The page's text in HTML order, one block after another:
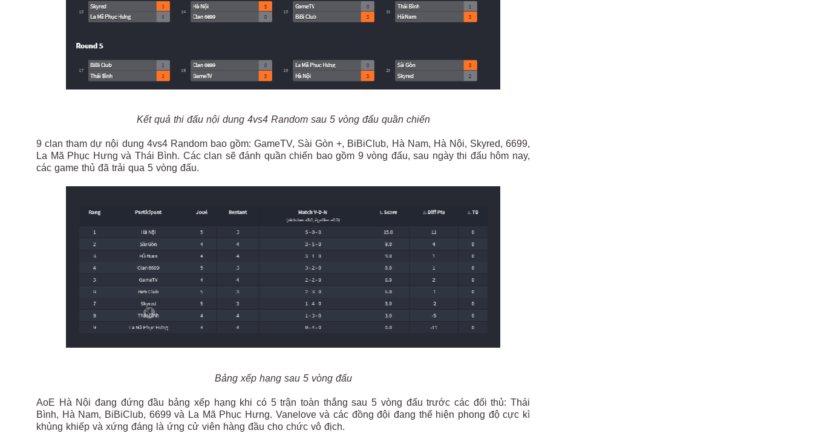
Kết quả thi đấu nội dung 4vs4 Random sau 5 vòng đấu quần chiến
9 clan tham dự nội dung 4vs4 Random bao gồm: GameTV, Sài Gòn +, BiBiClub, Hà Nam, Hà Nội, Skyred, 6699,
La Mã Phục Hưng và Thái Bình. Các clan sẽ đánh quần chiến bao gồm 9 vòng đấu, sau ngày thi đấu hôm nay,
các game thủ đã trải qua 5 vòng đấu.
Bảng xếp hạng sau 5 vòng đấu
AoE Hà Nội đang đứng đầu bảng xếp hạng khi có 5 trận toàn thắng sau 5 vòng đấu trước các đối thủ: Thái
Bình, Hà Nam, BiBiClub, 6699 và La Mã Phục Hưng. Vanelove và các đồng đội đang thể hiện phong độ cực kì
khủng khiếp và xứng đáng là ứng cử viên hàng đầu cho chức vô địch.